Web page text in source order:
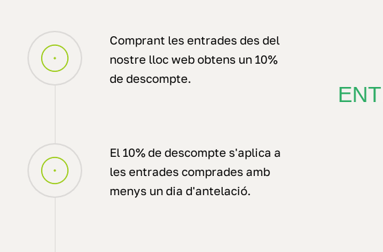
Comprant les entrades des del
nostre lloc web obtens un 10%
de descompte.
El 10% de descompte s'aplica a
les entrades comprades amb
menys un dia d'antelació.